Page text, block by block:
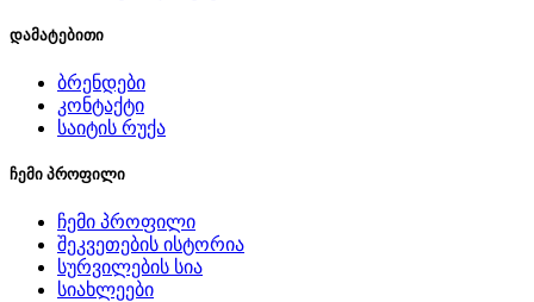
დამატებითი
ბრენდები
კონტაქტი
საიტის რუქა
ჩემი პროფილი
ჩემი პროფილი
შეკვეთების ისტორია
სურვილების სია
სიახლეები